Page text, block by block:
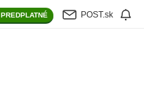
PREDPLATNÉ POST.sk